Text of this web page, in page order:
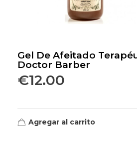
Gel De Afeitado
Doctor Barber
€12.00
Agregar al carrito